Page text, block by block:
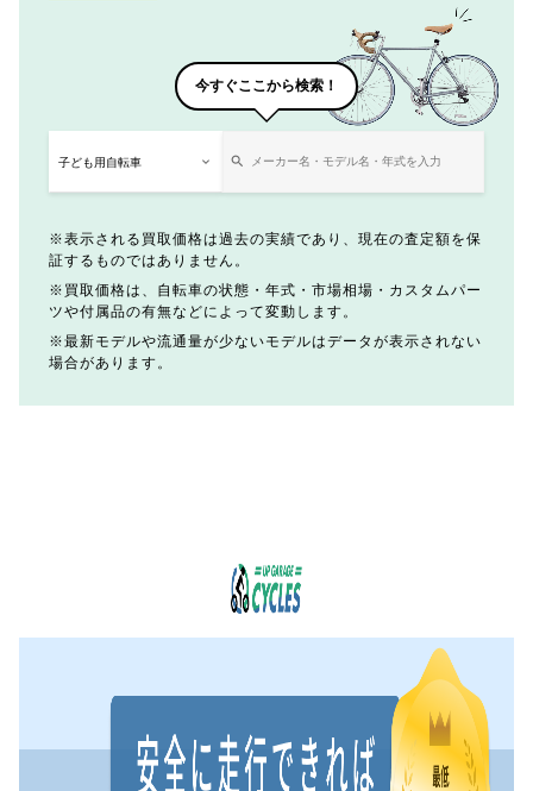
今すぐここから検索！
表示される買取価格は過去の実績であり、現在の査定額を保
証するものではありません。
買取価格は、自転車の状態・年式・市場相場・カスタムパー
ツや付属品の有無などによって変動します。
最新モデルや流通量が少ないモデルはデータが表示されない
場合があります。